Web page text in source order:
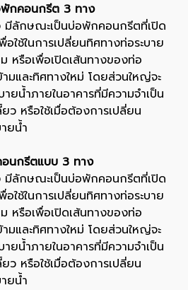
กคอนกรีต 3 ทาง
ลักษณะเป็นบ่อพักคอนกรีตที่เปิด
ใช้ในการเปลี่ยนทิศทางท่อระบาย
หรือเพื่อเปิดเส้นทางของท่อ
มและทิศทางใหม่ โดยส่วนใหญ่จะ
ายน้ำภายในอาคารที่มีความจำเป็น
ว หรือใช้เมื่อต้องการเปลี่ยน
ยน้ำ
นกรีตแบบ 3 ทาง
ลักษณะเป็นบ่อพักคอนกรีตที่เปิด
ใช้ในการเปลี่ยนทิศทางท่อระบาย
หรือเพื่อเปิดเส้นทางของท่อ
มและทิศทางใหม่ โดยส่วนใหญ่จะ
ายน้ำภายในอาคารที่มีความจำเป็น
ว หรือใช้เมื่อต้องการเปลี่ยน
ยน้ำ